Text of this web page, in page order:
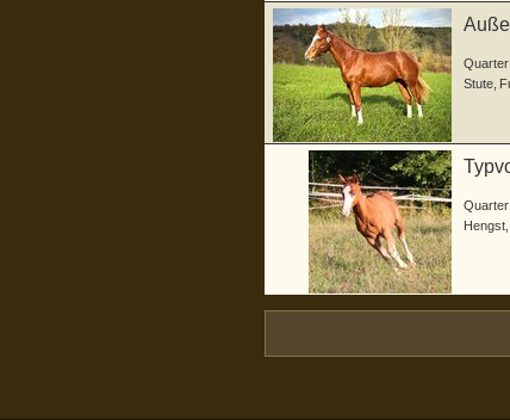
Stute
Hengst